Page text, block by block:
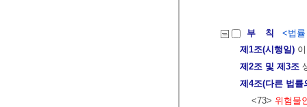
부 칙
<법
제1조(시행일)
제2조 및 제3조
제4조(다른 법률
<73> 위험물